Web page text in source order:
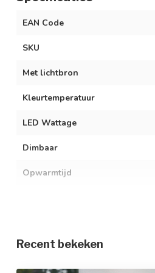
EAN Code
SKU
Met lichtbron
Kleurtemperatuur
LED Wattage
Dimbaar
Opwarmtijd
Afmetingen
Recent bekeken